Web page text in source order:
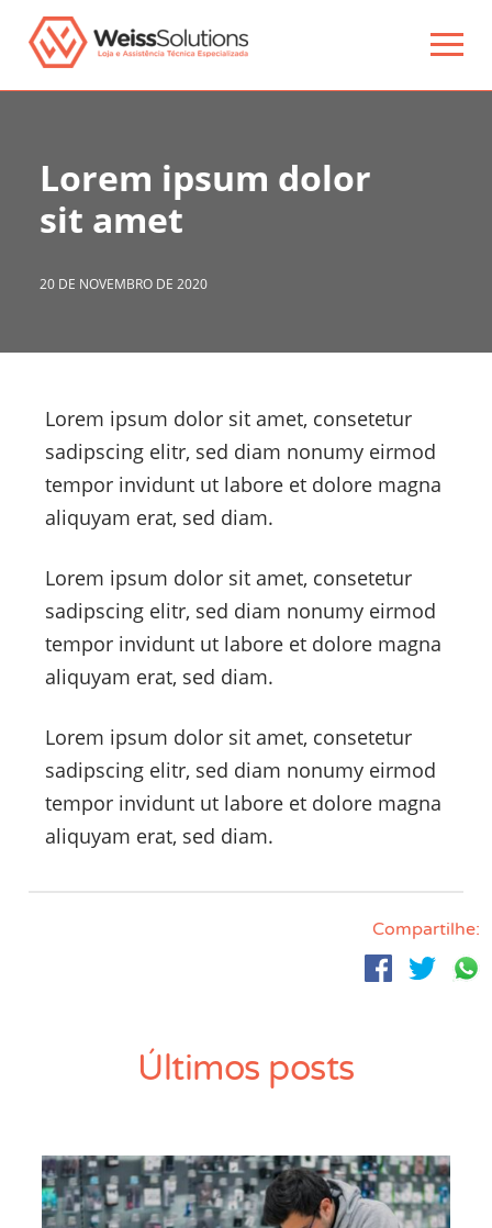
Lorem ipsum dolor
sit amet
20 DE NOVEMBRO DE 2020
Lorem ipsum dolor sit amet, consetetur
sadipscing elitr, sed diam nonumy eirmod
tempor invidunt ut labore et dolore magna
aliquyam erat, sed diam.
Lorem ipsum dolor sit amet, consetetur
sadipscing elitr, sed diam nonumy eirmod
tempor invidunt ut labore et dolore magna
aliquyam erat, sed diam.
Lorem ipsum dolor sit amet, consetetur
sadipscing elitr, sed diam nonumy eirmod
tempor invidunt ut labore et dolore magna
aliquyam erat, sed diam.
Compartilhe:
Últimos posts